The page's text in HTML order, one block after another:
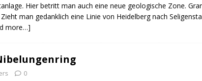
Hier betritt man auch eine neue geologische Zone.
man gedanklich eine Linie von Heidelberg nach
more…]
0